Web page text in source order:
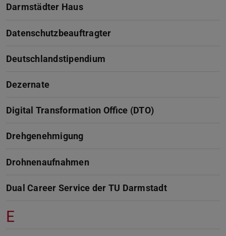
Darmstädter Haus
Datenschutzbeauftragter
Deutschlandstipendium
Dezernate
Digital Transformation Office (DTO)
Drehgenehmigung
Drohnenaufnahmen
Dual Career Service der TU Darmstadt
E